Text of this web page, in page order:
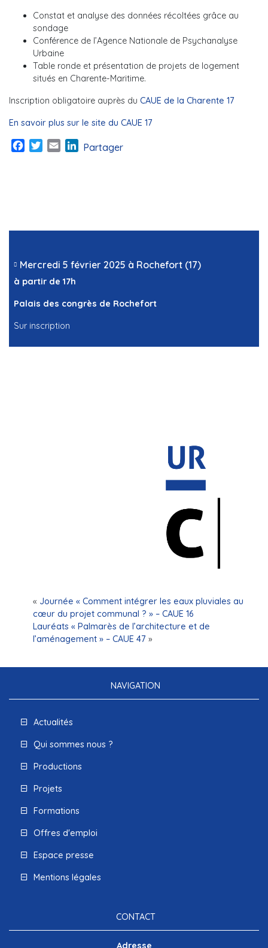
Constat et analyse des données récoltées grâce au
sondage
Conférence de l’Agence Nationale de Psychanalyse
Urbaine
Table ronde et présentation de projets de logement
situés en Charente-Maritime.
Inscription obligatoire auprès du CAUE de la Charente 17
En savoir plus sur le site du CAUE 17
Facebook
TwitterEmail LinkedIn
Partager
Mercredi 5 février 2025 à Rochefort (17)
à partir de 17h
Palais des congrès de Rochefort
Sur inscription
« Journée « Comment intégrer les eaux pluviales au
cœur du projet communal ? » – CAUE 16
Lauréats « Palmarès de l’architecture et de
l’aménagement » – CAUE 47 »
NAVIGATION
Actualités
Qui sommes nous ?
Productions
Projets
Formations
Offres d'emploi
Espace presse
Mentions légales
CONTACT
Adresse